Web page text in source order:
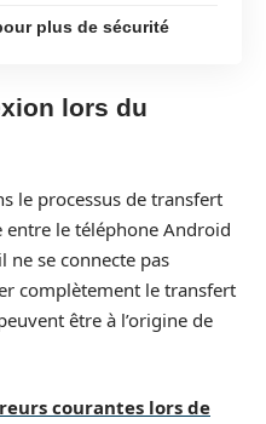
plus de sécurité
lors du
le processus de transfert
entre le téléphone Android
ne se connecte pas
complètement le transfert
être à l’origine de
courantes lors de